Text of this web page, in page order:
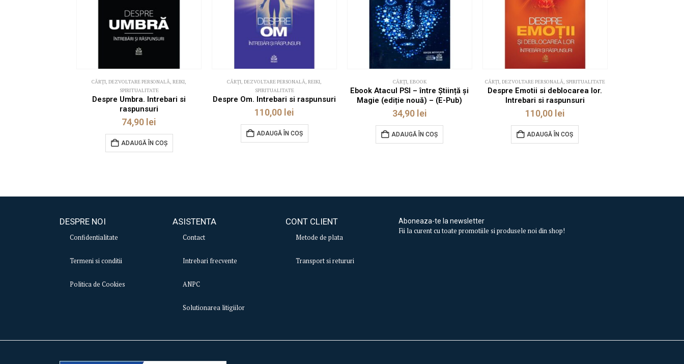
CĂRȚI,DEZVOLTARE PERSONALĂ,REIKI,
SPIRITUALITATE
Despre Umbra. Intrebari si
raspunsuri
74,90 lei
ADAUGĂ ÎN COȘ
CĂRȚI,DEZVOLTARE PERSONALĂ,REIKI,
SPIRITUALITATE
Despre Om. Intrebari si raspunsuri
110,00 lei
ADAUGĂ ÎN COȘ
CĂRȚI, EBOOK
Ebook Atacul PSI – între Știință și
Magie (ediție nouă) – (E-Pub)
34,90 lei
ADAUGĂ ÎN COȘ
CĂRȚI, DEZVOLTARE PERSONALĂ, SPIRITUALITATE
Despre Emotii si deblocarea lor.
Intrebari si raspunsuri
110,00 lei
ADAUGĂ ÎN COȘ
DESPRE NOI
Confidentialitate
Termeni si conditii
Politica de Cookies
ASISTENTA
Contact
Intrebari frecvente
ANPC
Solutionarea litigiilor
CONT CLIENT
Metode de plata
Transport si retururi
Aboneaza-te la newsletter
Fii la curent cu toate promotiile si produsele noi din shop!